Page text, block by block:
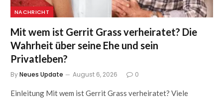
NACHRICHT
Mit wem ist Gerrit Grass verheiratet? Die
Wahrheit über seine Ehe und sein
Privatleben?
ByNeues Update August 6, 2026 0
Einleitung Mit wem ist Gerrit Grass verheiratet? Viele